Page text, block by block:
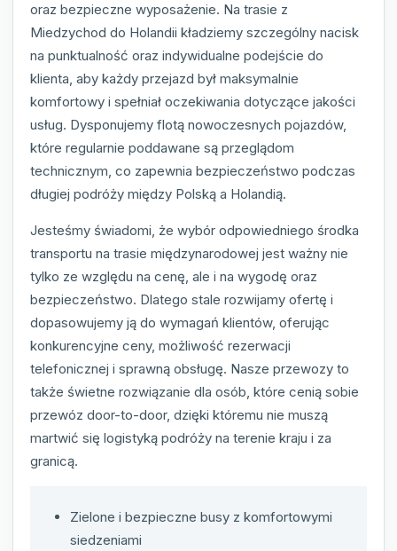
oraz bezpieczne wyposażenie. Na trasie z
Miedzychod do Holandii kładziemy szczególny nacisk
na punktualność oraz indywidualne podejście do
klienta, aby każdy przejazd był maksymalnie
komfortowy i spełniał oczekiwania dotyczące jakości
usług. Dysponujemy flotą nowoczesnych pojazdów,
które regularnie poddawane są przeglądom
technicznym, co zapewnia bezpieczeństwo podczas
długiej podróży między Polską a Holandią.
Jesteśmy świadomi, że wybór odpowiedniego środka
transportu na trasie międzynarodowej jest ważny nie
tylko ze względu na cenę, ale i na wygodę oraz
bezpieczeństwo. Dlatego stale rozwijamy ofertę i
dopasowujemy ją do wymagań klientów, oferując
konkurencyjne ceny, możliwość rezerwacji
telefonicznej i sprawną obsługę. Nasze przewozy to
także świetne rozwiązanie dla osób, które cenią sobie
przewóz door-to-door, dzięki któremu nie muszą
martwić się logistyką podróży na terenie kraju i za
granicą.
Zielone i bezpieczne busy z komfortowymi
siedzeniami